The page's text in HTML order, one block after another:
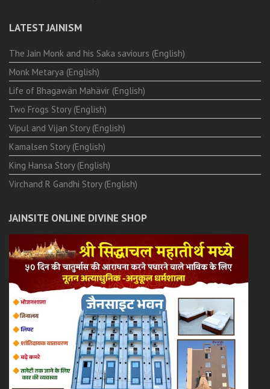
LATEST JAINISM
The Jain Monk and his Saka saviours (English)
Monk Metarya (English)
Life of Bhagawän Mahävir (English)
Two Frogs Story (English)
Vipul and Vijan Story (English)
Kamalsen Story (English)
King Hansa Story (English)
Virchand R Gandhi Story (English)
JAINSITE ONLINE DIVINE SHOP